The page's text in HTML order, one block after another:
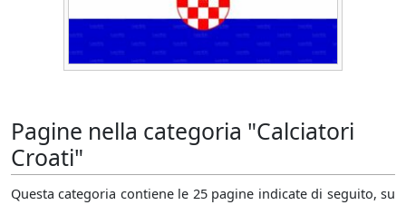
Pagine nella categoria "Calciatori
Croati"
Questa categoria contiene le 25 pagine indicate di seguito, su